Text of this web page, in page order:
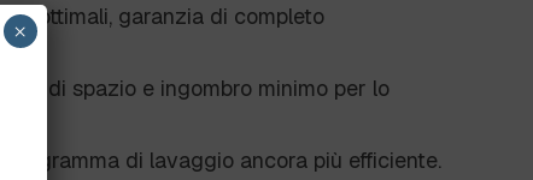
ottimali, garanzia di completo
di spazio e ingombro minimo per lo
programma di lavaggio ancora più efficiente.
×